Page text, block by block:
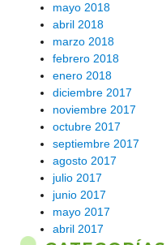
mayo 2018
abril 2018
marzo 2018
febrero 2018
enero 2018
diciembre 2017
noviembre 2017
octubre 2017
septiembre 2017
agosto 2017
julio 2017
junio 2017
mayo 2017
abril 2017